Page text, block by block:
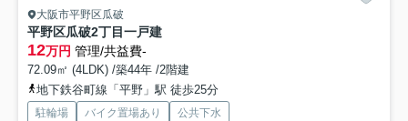
大阪市平野区瓜破
平野区瓜破2丁目一戸建
12万円 管理/共益費-
72.09㎡ (4LDK) /築44年 /2階建
地下鉄谷町線「平野」駅 徒歩25分
駐輪場 バイク置場あり 公共下水